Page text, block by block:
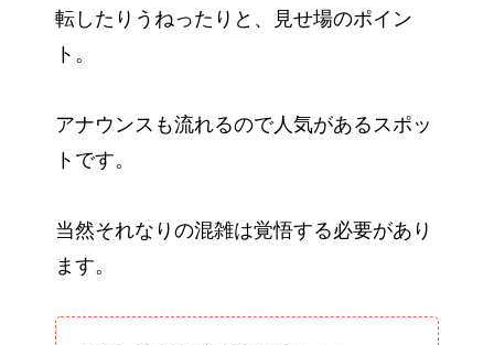
転したりうねったりと、見せ場のポイン
ト。
アナウンスも流れるので人気があるスポッ
トです。
当然それなりの混雑は覚悟する必要があり
ます。